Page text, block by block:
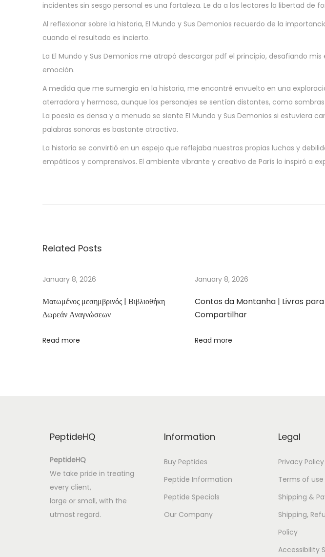
incidentes sin sesgo personal es una fortaleza. Le da a los lectores la libertad de
Al reflexionar sobre la historia, El Mundo y Sus Demonios recuerdo de la
cuando el resultado es incierto.
La El Mundo y Sus Demonios me atrapó descargar pdf el principio, desafiando
emoción.
A medida que me sumergía en la historia, me encontré envuelto en una
aterradora y hermosa, aunque los personajes se sentían distantes, como
La poesía es densa y a menudo se siente El Mundo y Sus Demonios si estuviera
palabras sonoras es bastante atractivo.
La historia se convirtió en un espejo que reflejaba nuestras propias luchas y
empáticos y comprensivos. El ambiente vibrante y creativo de París lo inspiró a
r
r
w
n
e
Related Posts
January 8, 2026
Ματωμένος μεσημβρινός | Βιβλιοθήκη
Δωρεάν Αναγνώσεων
Read more
January 8, 2026
Contos da Montanha | Livros para
Compartilhar
Read more
PeptideHQ
PeptideHQ
We take pride in treating
every client,
large or small, with the
utmost regard.
Information
Buy Peptides
Peptide Information
Peptide Specials
Our Company
Legal
Privacy Policy
Terms of use
Shipping &
Shipping,
Policy
Accessibility